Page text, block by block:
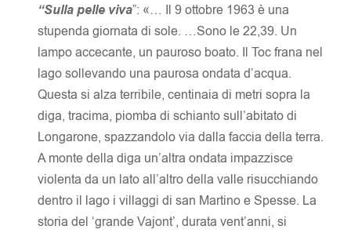
“Sulla pelle viva”: «… Il 9 ottobre 1963 è una
stupenda giornata di sole. …Sono le 22,39. Un
lampo accecante, un pauroso boato. Il Toc frana nel
lago sollevando una paurosa ondata d’acqua.
Questa si alza terribile, centinaia di metri sopra la
diga, tracima, piomba di schianto sull’abitato di
Longarone, spazzandolo via dalla faccia della terra.
A monte della diga un’altra ondata impazzisce
violenta da un lato all’altro della valle risucchiando
dentro il lago i villaggi di san Martino e Spesse. La
storia del ‘grande Vajont’, durata vent’anni, si